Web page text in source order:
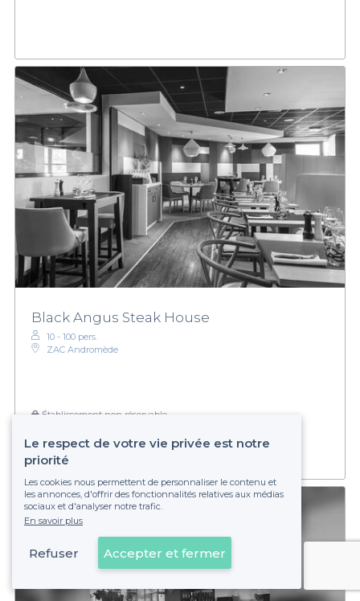
Black Angus Steak House
10 - 100 pers.
ZAC Andromède
Établissement non réservable
Voir sur la carte
Le respect de votre vie privée est notre
priorité
Les cookies nous permettent de personnaliser le contenu et
les annonces, d'offrir des fonctionnalités relatives aux médias
sociaux et d'analyser notre trafic.
En savoir plus
Refuser Accepter et fermer